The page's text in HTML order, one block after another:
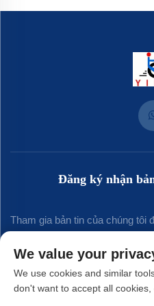
Đăng ký nhận
Tham gia bản tin của chúng tôi
We value your
We use cookies and similar
don't want to accept all cookies,